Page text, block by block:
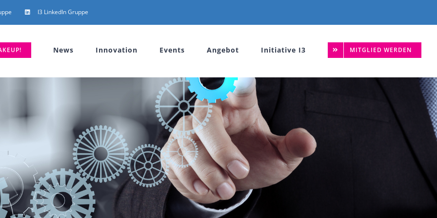
I3 LinkedIn Gruppe
News Innovation Events Angebot Initiative I3 MITGLIED WERDEN